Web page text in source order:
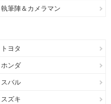
執筆陣＆カメラマン
トヨタ
ホンダ
スバル
スズキ